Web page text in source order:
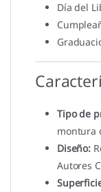
Día del
Tipo de
montura
Diseño:
Autores